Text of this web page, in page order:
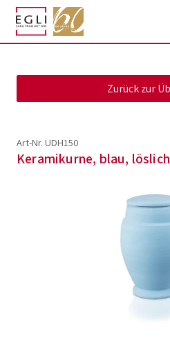
Art-Nr. UDH150
Keramikurne, blau, löslich